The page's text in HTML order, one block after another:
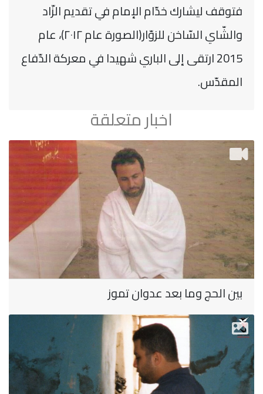
فتوقف ليشارك خدّام الإمام في تقديم الزّاد
والشّاي السّاخن للزوّار(الصورة عام ٢٠١٢)، عام
2015 ارتقى إلى الباري شهيدا في معركة الدّفاع
المقدّس.
اخبار متعلقة
بين الحج وما بعد عدوان تموز